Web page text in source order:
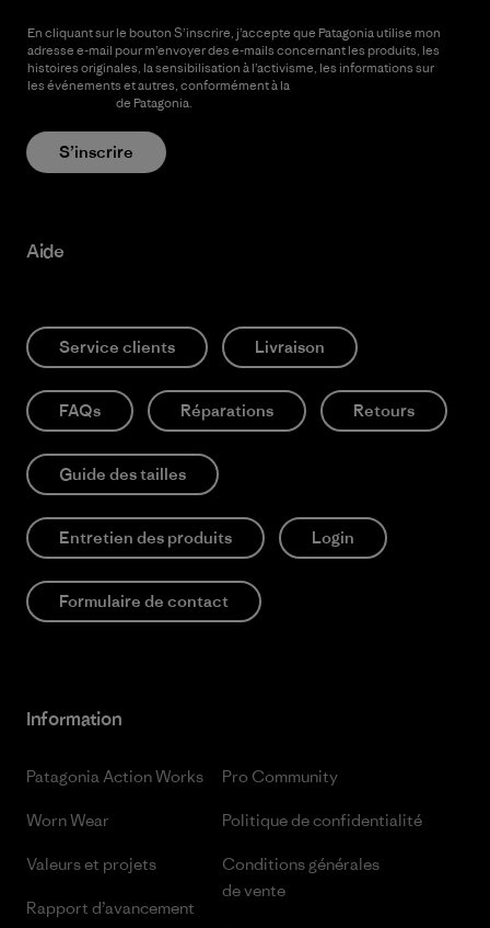
En cliquant sur le bouton S’inscrire, j’accepte que Patagonia utilise mon
adresse e-mail pour m’envoyer des e-mails concernant les produits, les
histoires originales, la sensibilisation à l’activisme, les informations sur
les événements et autres, conformément à la
de Patagonia.
S’inscrire
Aide
Service clients Livraison
FAQs Réparations Retours
Guide des tailles
Entretien des produits Login
Formulaire de contact
Information
Patagonia Action Works
Worn Wear
Valeurs et projets
Rapport d’avancement
Pro Community
Politique de confidentialité
Conditions générales
de vente